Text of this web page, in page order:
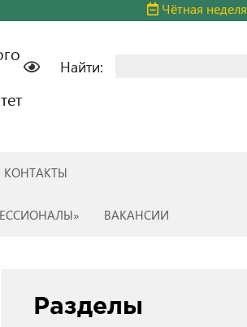
Чётная неделя
Найти:
КОНТАКТЫ
ВАКАНСИИ
Разделы